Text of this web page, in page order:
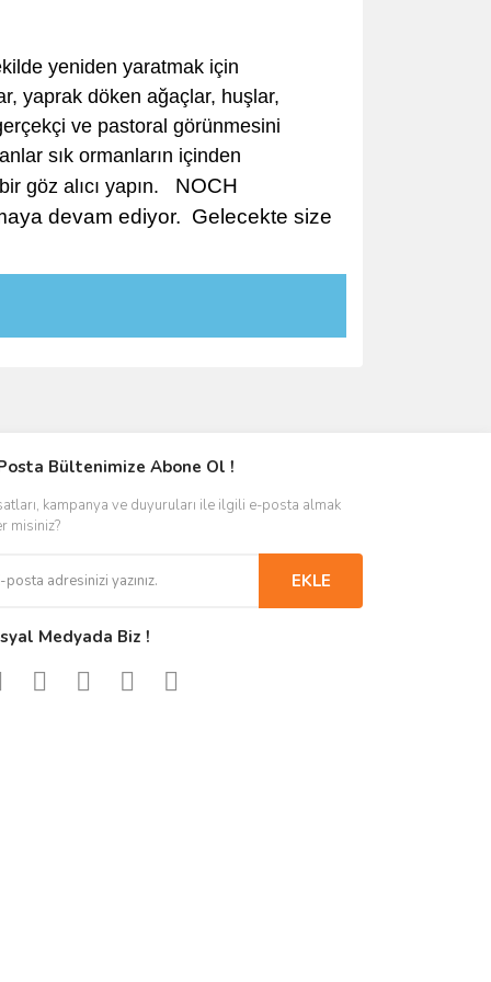
yeniden yaratmak için
yaprak döken ağaçlar, huşlar,
ve pastoral görünmesini
sık ​​ormanların içinden
göz alıcı yapın. NOCH
devam ediyor. Gelecekte size
Bültenimize Abone Ol !
kampanya ve duyuruları ile ilgili e-posta almak
misiniz?
EKLE
Medyada Biz !